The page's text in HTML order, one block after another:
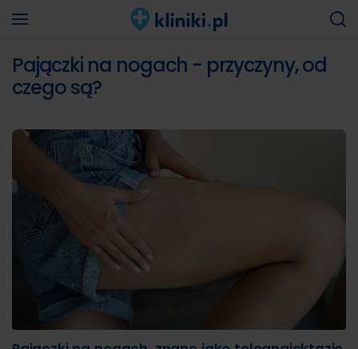
Pajączki na nogach - przyczyny, od
czego są?